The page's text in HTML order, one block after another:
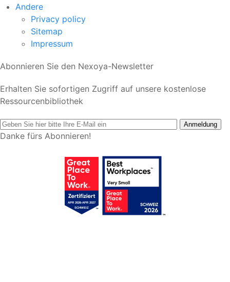
Andere
Privacy policy
Sitemap
Impressum
Abonnieren Sie den Nexoya-Newsletter
Erhalten Sie sofortigen Zugriff auf unsere kostenlose
Ressourcenbibliothek
Danke fürs Abonnieren!
Erhalten Sie jetzt